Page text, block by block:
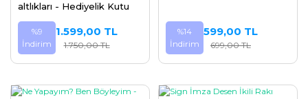
altlıkları - Hediyelik Kutu
%9
İndirim
1.599,00 TL
1.750,00 TL
%14
İndirim
599,00 TL
699,00 TL